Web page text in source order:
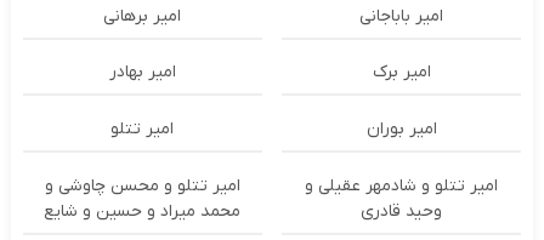
امیر باباجانی امیر برهانی
امیر برک امیر بهادر
امیر بوران امیر تتلو
امیر تتلو و شادمهر عقیلی و
وحید قادری
امیر تتلو و محسن چاوشی و
محمد میراد و حسین و شایع